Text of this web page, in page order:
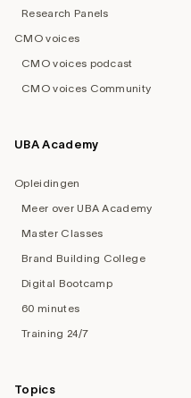
Research Panels
CMO voices
CMO voices podcast
CMO voices Community
UBA Academy
Opleidingen
Meer over UBA Academy
Master Classes
Brand Building College
Digital Bootcamp
60 minutes
Training 24/7
Topics